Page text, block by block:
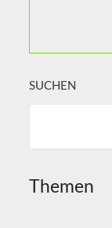
SUCHEN
Themen